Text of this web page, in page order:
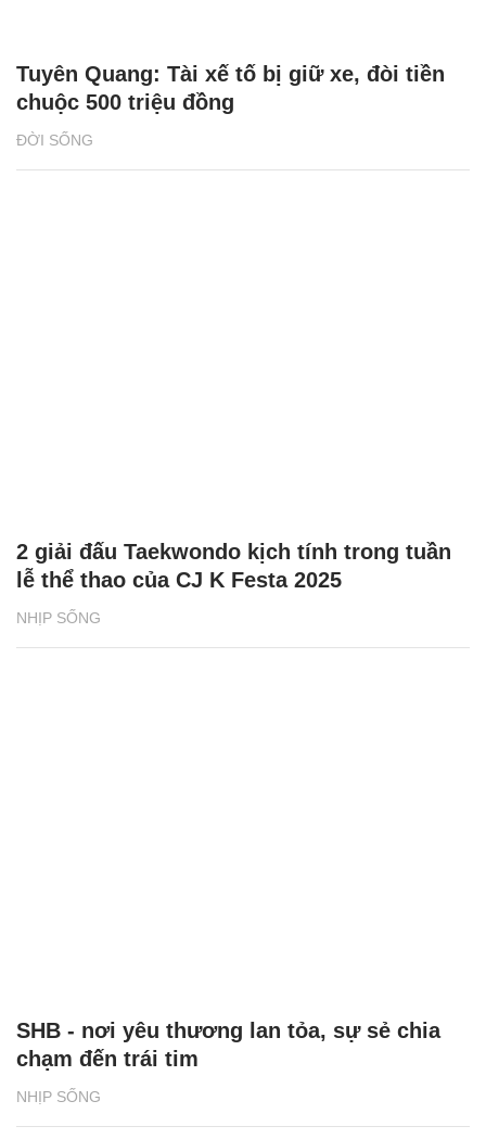
ĐỜI SỐNG
Tuyên Quang: Tài xế tố bị giữ xe, đòi tiền
chuộc 500 triệu đồng
NHỊP SỐNG
2 giải đấu Taekwondo kịch tính trong tuần
lễ thể thao của CJ K Festa 2025
NHỊP SỐNG
SHB - nơi yêu thương lan tỏa, sự sẻ chia
chạm đến trái tim